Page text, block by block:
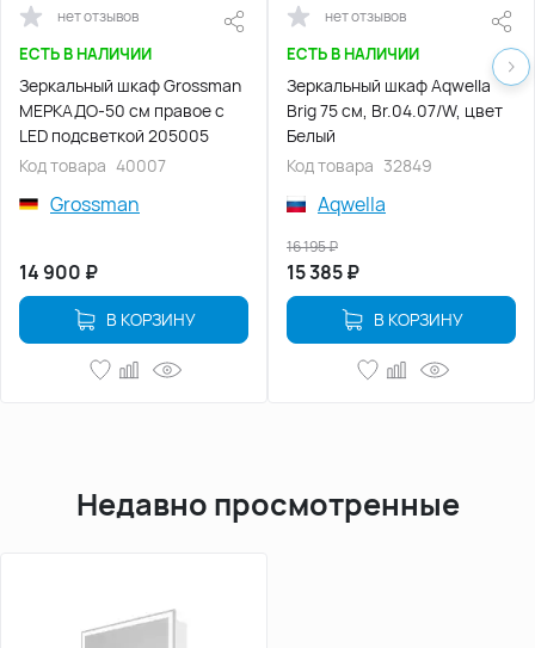
нет отзывов
ЕСТЬ В НАЛИЧИИ
Зеркальный шкаф Grossman
МЕРКАДО-50 см правое с
LED подсветкой 205005
Код товара 40007
Grossman
14 900 ₽
В КОРЗИНУ
нет отзывов
ЕСТЬ В НАЛИЧИИ
Зеркальный шкаф Aqwella
Brig 75 см, Br.04.07/W, цвет
Белый
Код товара 32849
Aqwella
15 385₽
16 195₽
В КОРЗИНУ
Недавно просмотренные